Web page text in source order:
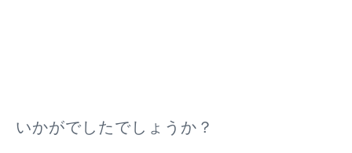
いかがでしたでしょうか？